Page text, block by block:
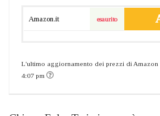
Amazon.it esaurito
L'ultimo aggiornamento dei prezzi di Amazon
4:07 pm